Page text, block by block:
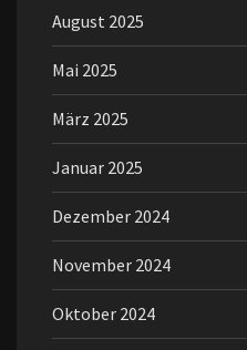
August 2025
Mai 2025
März 2025
Januar 2025
Dezember 2024
November 2024
Oktober 2024